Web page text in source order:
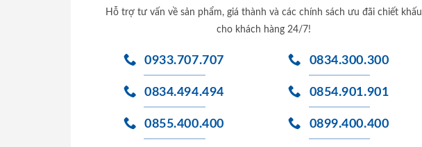
Hỗ trợ tư vấn về sản phẩm, giá thành và các chính sách ưu đãi chiết khấu
cho khách hàng 24/7!
0933.707.707
0834.494.494
0855.400.400
0834.300.300
0854.901.901
0899.400.400